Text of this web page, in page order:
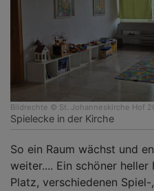
Bildrechte © St. Johanneskirche Hof
Spielecke in der Kirche
So ein Raum wächst und
weiter.... Ein schöner
Platz, verschiedenen